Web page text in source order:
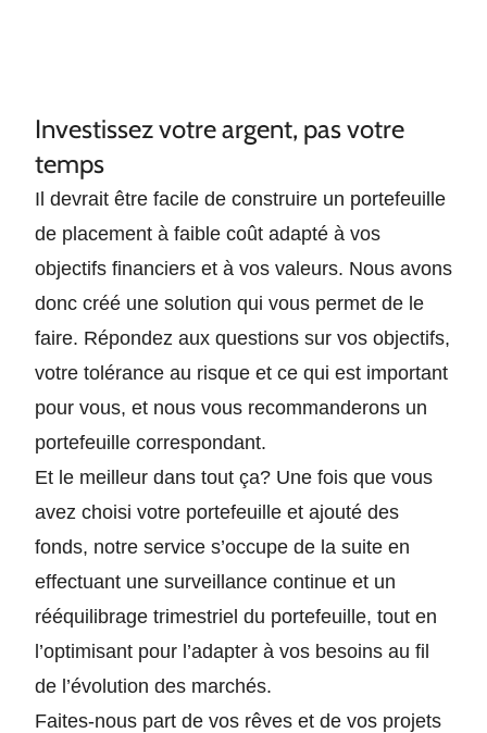
Investissez votre argent, pas votre
temps
Il devrait être facile de construire un portefeuille
de placement à faible coût adapté à vos
objectifs financiers et à vos valeurs. Nous avons
donc créé une solution qui vous permet de le
faire. Répondez aux questions sur vos objectifs,
votre tolérance au risque et ce qui est important
pour vous, et nous vous recommanderons un
portefeuille correspondant.
Et le meilleur dans tout ça? Une fois que vous
avez choisi votre portefeuille et ajouté des
fonds, notre service s’occupe de la suite en
effectuant une surveillance continue et un
rééquilibrage trimestriel du portefeuille, tout en
l’optimisant pour l’adapter à vos besoins au fil
de l’évolution des marchés.
Faites-nous part de vos rêves et de vos projets